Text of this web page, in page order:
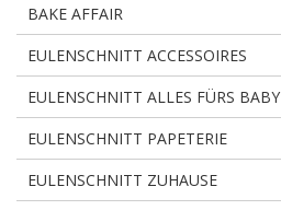
BAKE AFFAIR
EULENSCHNITT ACCESSOIRES
EULENSCHNITT ALLES FÜRS BABY
EULENSCHNITT PAPETERIE
EULENSCHNITT ZUHAUSE